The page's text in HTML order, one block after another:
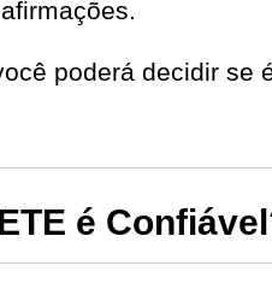
poderá decidir se
é